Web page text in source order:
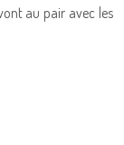
au pair avec les